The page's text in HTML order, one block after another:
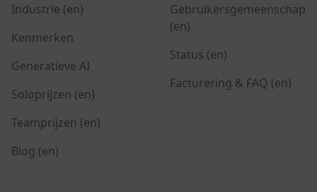
Industrie (en)
Kenmerken
Generatieve AI
Soloprijzen (en)
Teamprijzen (en)
Blog (en)
Gebruikersgemeenschap
(en)
Status (en)
Facturering & FAQ (en)